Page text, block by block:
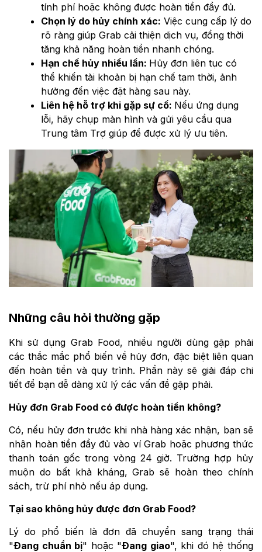
tính phí hoặc không được hoàn tiền đầy đủ.
Chọn lý do hủy chính xác: Việc cung cấp lý do
rõ ràng giúp Grab cải thiện dịch vụ, đồng thời
tăng khả năng hoàn tiền nhanh chóng.
Hạn chế hủy nhiều lần: Hủy đơn liên tục có
thể khiến tài khoản bị hạn chế tạm thời, ảnh
hưởng đến việc đặt hàng sau này.
Liên hệ hỗ trợ khi gặp sự cố: Nếu ứng dụng
lỗi, hãy chụp màn hình và gửi yêu cầu qua
Trung tâm Trợ giúp để được xử lý ưu tiên.
Những câu hỏi thường gặp
Khi sử dụng Grab Food, nhiều người dùng gặp phải
các thắc mắc phổ biến về hủy đơn, đặc biệt liên quan
đến hoàn tiền và quy trình. Phần này sẽ giải đáp chi
tiết để bạn dễ dàng xử lý các vấn đề gặp phải.
Hủy đơn Grab Food có được hoàn tiền không?
Có, nếu hủy đơn trước khi nhà hàng xác nhận, bạn sẽ
nhận hoàn tiền đầy đủ vào ví Grab hoặc phương thức
thanh toán gốc trong vòng 24 giờ. Trường hợp hủy
muộn do bất khả kháng, Grab sẽ hoàn theo chính
sách, trừ phí nhỏ nếu áp dụng.
Tại sao không hủy được đơn Grab Food?
Lý do phổ biến là đơn đã chuyển sang trạng thái
"Đang chuẩn bị" hoặc "Đang giao", khi đó hệ thống